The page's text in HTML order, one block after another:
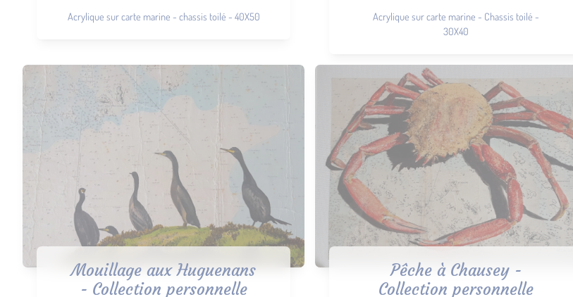
Acrylique sur carte marine - chassis toilé - 40X50
Acrylique sur carte marine - Chassis toilé -
30X40
Mouillage aux Huguenans
- Collection personnelle
Pêche à Chausey -
Collection personnelle